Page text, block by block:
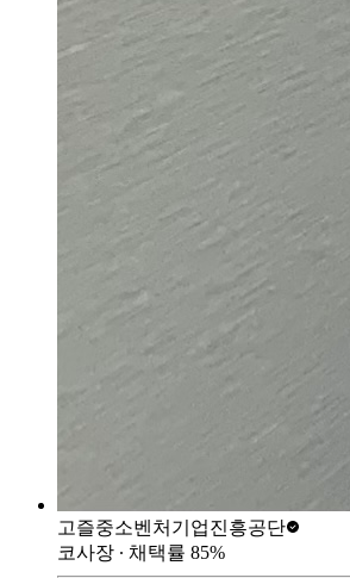
고즐중소벤처기업진흥공단
코사장 ∙ 채택률 85%